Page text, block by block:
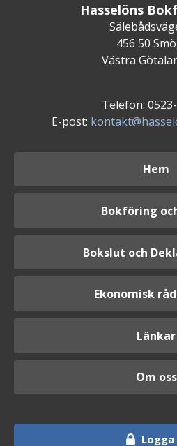
Hasselöns
456 50
Västra
Telefon:
E-post:
Hem
Bokföring
Bokslut och
Ekonomisk
Länkar
Om oss
Logga